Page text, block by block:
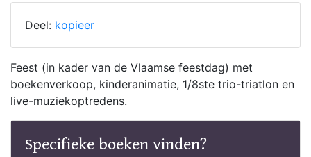
Deel: kopieer
Feest (in kader van de Vlaamse feestdag) met
boekenverkoop, kinderanimatie, 1/8ste trio-triatlon en
live-muziekoptredens.
Specifieke boeken vinden?